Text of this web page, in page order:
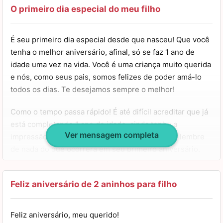
em minha vida e por ter me escolhido para te mostrar o
mundo.
Neste primeiro grande dia, receba muito amor, alegria e
incontáveis boas surpresas.
Vamos aproveitar ao máximo o dia de hoje e os próximos
que virão, pois quero saborear cada momento especial
Feliz primeiro aniversário, meu filho!
O primeiro dia especial do meu filho
É seu primeiro dia especial desde que nasceu! Que você
tenha o melhor aniversário, afinal, só se faz 1 ano de
idade uma vez na vida. Você é uma criança muito querida
e nós, como seus pais, somos felizes de poder amá-lo
todos os dias. Te desejamos sempre o melhor!
Como o tempo passa rápido! É até difícil acreditar que já
está completando 1 ano de idade, ainda tenho a
impressão de que nasceu ontem. Talvez não se lembre
de nada do que ocorrerá em seu primeiro aniversário,
mas nós lembraremos, pois é o primeiro dia que
celebraremos a vida de nosso pequeno tesouro!
Neste dia especial, estamos todos muito felizes em
Ver mensagem completa
Feliz aniversário de 2 aninhos para filho
Feliz aniversário, meu querido!